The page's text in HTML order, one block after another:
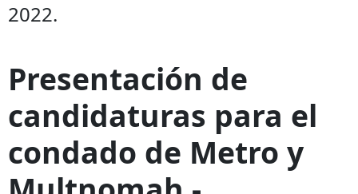
2022.
Presentación de
candidaturas para el
condado de Metro y